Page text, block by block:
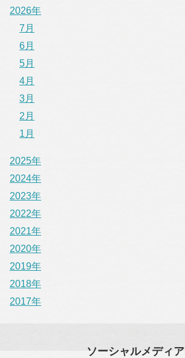
2026年
7月
6月
5月
4月
3月
2月
1月
2025年
2024年
2023年
2022年
2021年
2020年
2019年
2018年
2017年
ソーシャルメディア